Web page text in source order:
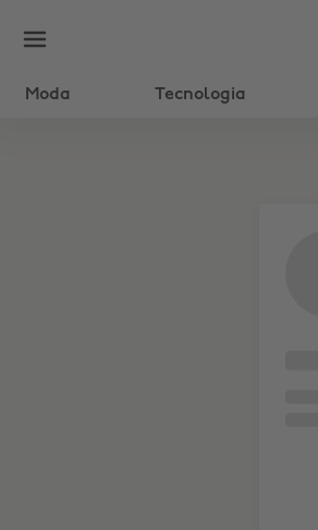
Moda Tecnologia